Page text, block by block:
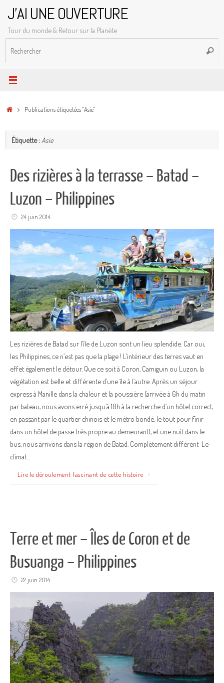
contenu
J'AI UNE OUVERTURE
Tour du monde & Retour sur la Planète
AccueilPublications étiquetées "Asie"
Étiquette : Asie
Des rizières à la terrasse – Batad –
Luzon – Philippines
24 juin 2014
Les rizières de Batad sur l’île de Luzon sont un lieu splendide. Car oui,
les Philippines, ce n’est pas que la plage ! L’intérieur des terres vaut en
effet également le détour. Que ce soit à Coron, Camiguin ou Luzon, la
végétation est belle et différente d’une île à l’autre. Après un séjour
express à Manille dans la chaleur et la poussière (arrivée à 6h du matin
par bateau, nous avons erré jusqu’à 10h à la recherche d’un hôtel correct,
en passant par le quartier chinois et le métro bondé, le tout pour finir
dans un hôtel de passe très propre au demeurant), et une nuit dans le
bus, nous arrivons dans la région de Batad. Complètement différent Le
climat…
Lire le déroulement fascinant de cette histoire
Terre et mer – Îles de Coron et de
Busuanga – Philippines
22 juin 2014